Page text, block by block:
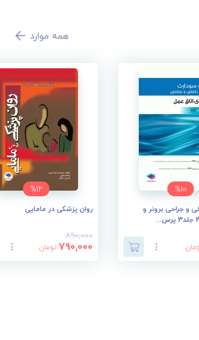
همه موارد
%10
و جراحی برونر و
%12
روان پزشکی در مامایی
890,000
790,000 تومان